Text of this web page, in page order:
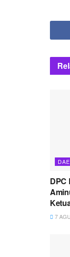
DPC
7